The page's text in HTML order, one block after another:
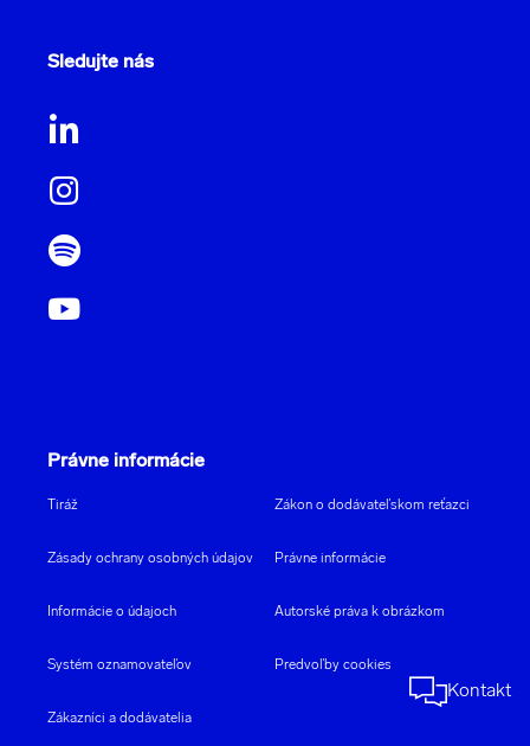
Kontakt
Sledujte nás
Právne informácie
Tiráž
Zásady ochrany osobných údajov
Informácie o údajoch
Systém oznamovateľov
Zákazníci a dodávatelia
Zákon o dodávateľskom reťazci
Právne informácie
Autorské práva k obrázkom
Predvoľby cookies